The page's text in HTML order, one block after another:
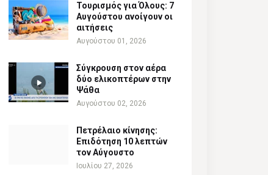
Τουρισμός για Όλους: 7
Αυγούστου ανοίγουν οι
αιτήσεις
Αυγούστου 01, 2026
Σύγκρουση στον αέρα
δύο ελικοπτέρων στην
Ψάθα
Αυγούστου 02, 2026
Πετρέλαιο κίνησης:
Επιδότηση 10 λεπτών
τον Αύγουστο
Ιουλίου 27, 2026